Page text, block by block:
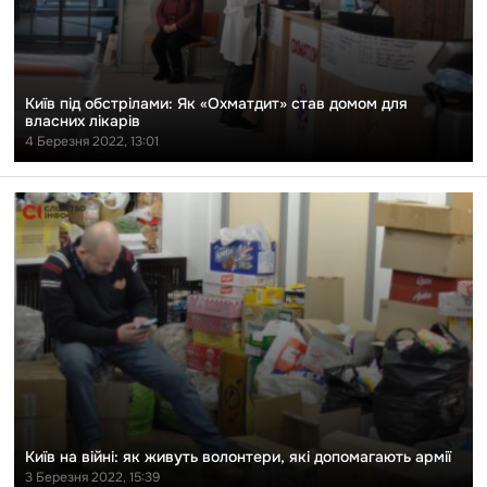
домом
для
власних
лікарів
Київ під обстрілами: Як «Охматдит» став домом для
власних лікарів
4 Березня 2022, 13:01
Перейти
до
публікації
Київ
на
війні:
живуть
волонтери,
які
допомагають
армії
Київ на війні: як живуть волонтери, які допомагають армії
3 Березня 2022, 15:39